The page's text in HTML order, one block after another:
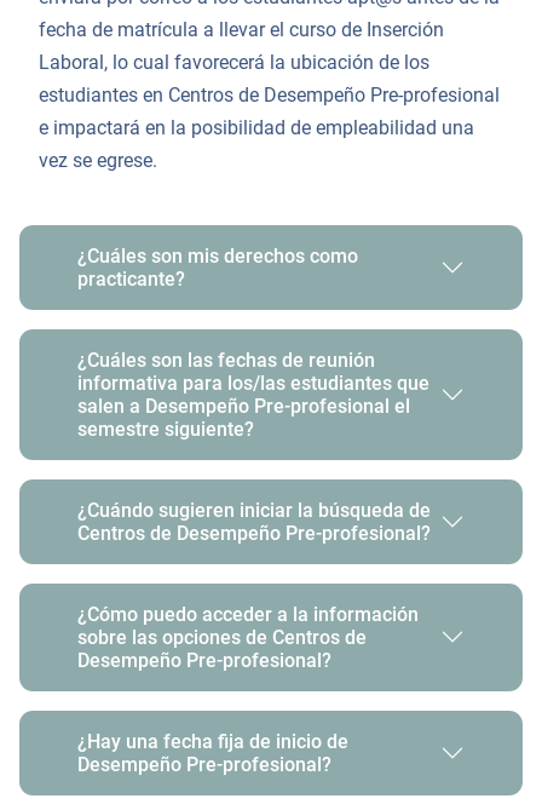
fecha de matrícula a llevar el curso de Inserción
Laboral, lo cual favorecerá la ubicación de los
estudiantes en Centros de Desempeño Pre-profesional
e impactará en la posibilidad de empleabilidad una
vez se egrese.
¿Cuáles son mis derechos como
practicante?
¿Cuáles son las fechas de reunión
informativa para los/las estudiantes que
salen a Desempeño Pre-profesional el
semestre siguiente?
¿Cuándo sugieren iniciar la búsqueda de
Centros de Desempeño Pre-profesional?
¿Cómo puedo acceder a la información
sobre las opciones de Centros de
Desempeño Pre-profesional?
¿Hay una fecha fija de inicio de
Desempeño Pre-profesional?